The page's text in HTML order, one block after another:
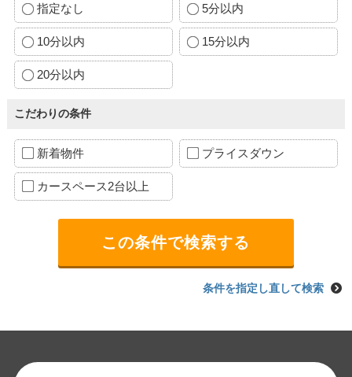
指定なし 5分以内
10分以内 15分以内
20分以内
こだわりの条件
新着物件 プライスダウン
カースペース2台以上
条件を指定し直して検索